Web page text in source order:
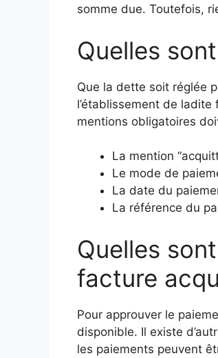
somme due. Toutefois,
Quelles
Que la dette soit réglée
l’établissement de
mentions obligatoires
La mention
Le mode de
La date du
La référence du
Quelles
facture
Pour approuver le
disponible. Il existe
les paiements peuvent